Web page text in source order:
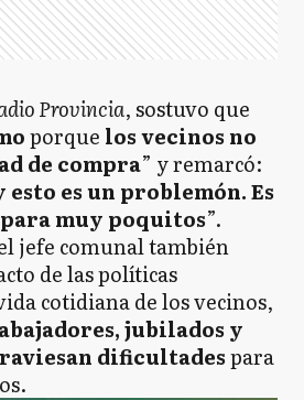
Provincia, sostuvo que
porque los vecinos no
de compra” y remarcó:
esto es un problemón. Es
muy poquitos”.
jefe comunal también
de las políticas
cotidiana de los vecinos,
jubilados y
dificultadespara